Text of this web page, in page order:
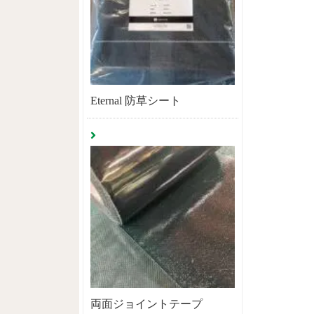
Eternal 防草シート
両面ジョイントテープ